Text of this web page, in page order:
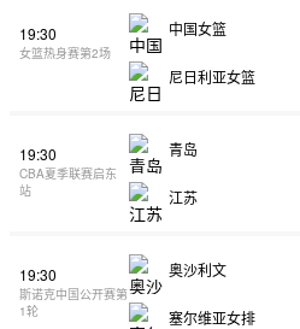
19:30
女篮热身赛第2场
中国女篮
尼日利亚女篮
19:30
CBA夏季联赛启东
站
青岛
江苏
19:30
斯诺克中国公开赛第
1轮
奥沙利文
塞尔维亚女排